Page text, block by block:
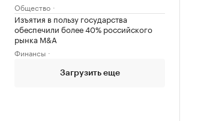
Общество
Изъятия в пользу государства
обеспечили более 40% российского
рынка M&A
Финансы
Загрузить еще